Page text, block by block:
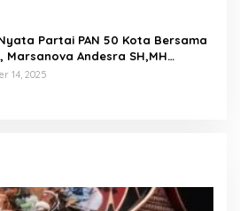
Partai PAN 50 Kota Bersama
Marsanova Andesra SH,MH
600 Karung Beras Untuk
14, 2025